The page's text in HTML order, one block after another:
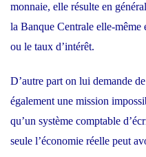
monnaie, elle résulte en
la Banque Centrale elle-même
ou le taux d’intérêt.
D’autre part on lui demande
également une mission
qu’un système comptable
seule l’économie réelle peut